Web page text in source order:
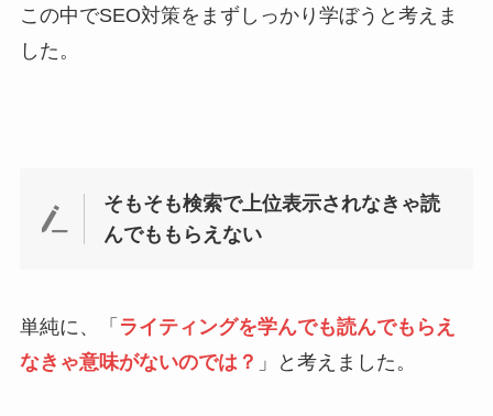
この中でSEO対策をまずしっかり学ぼうと考えま
した。
そもそも検索で上位表示されなきゃ読
んでももらえない
単純に、「 ライティングを学んでも読んでもらえ
なきゃ意味がないのでは？ 」と考えました。